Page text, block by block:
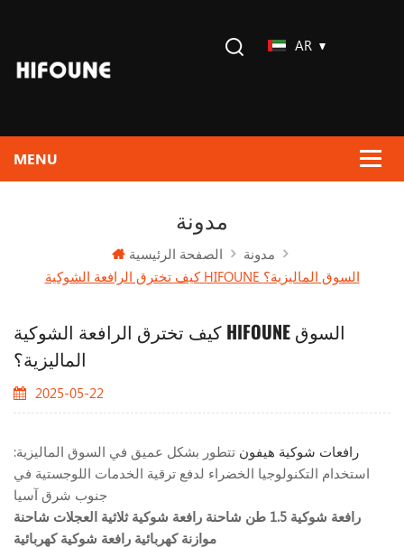
AR
مدونة
الصفحة الرئيسية
مدونة
كيف تخترق الرافعة الشوكية HIFOUNE السوق الماليزية؟
كيف تخترق الرافعة الشوكية HIFOUNE السوق
الماليزية؟
2025-05-22
رافعات شوكية هيفون تتطور بشكل عميق في السوق الماليزية:
استخدام التكنولوجيا الخضراء لدفع ترقية الخدمات اللوجستية في
جنوب شرق آسيا
رافعة شوكية 1.5 طن
شاحنة رافعة شوكية ثلاثية العجلات شاحنة
موازنة كهربائية رافعة شوكية كهربائية